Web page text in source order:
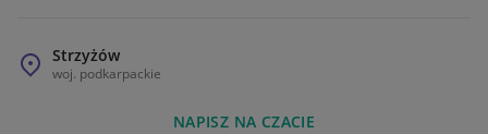
Strzyżów
woj. podkarpackie
NAPISZ NA CZACIE